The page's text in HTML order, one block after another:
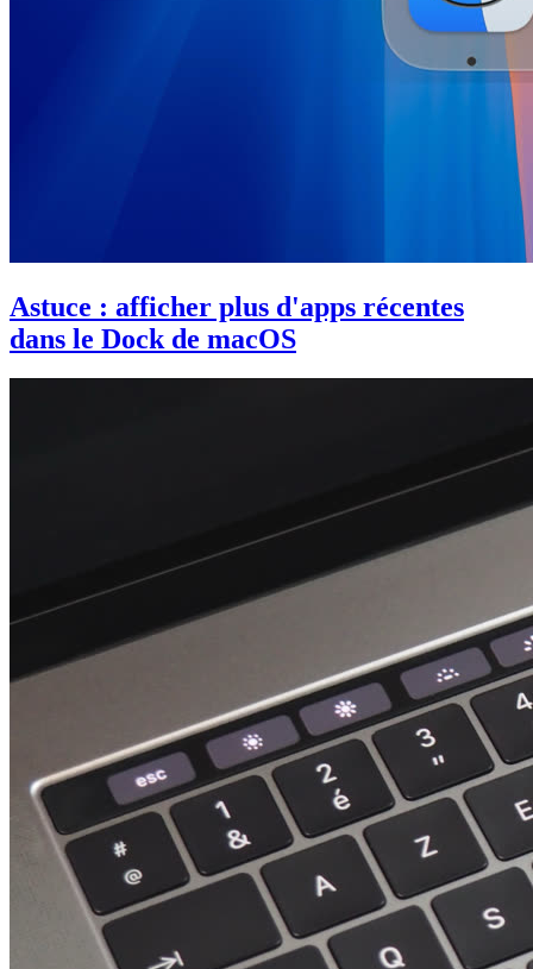
Astuce : afficher plus d'apps récentes
dans le Dock de macOS